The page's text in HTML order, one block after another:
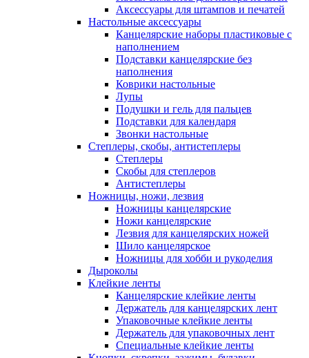
Аксессуары для штампов и печатей
Настольные аксессуары
Канцелярские наборы пластиковые с
наполнением
Подставки канцелярские без
наполнения
Коврики настольные
Лупы
Подушки и гель для пальцев
Подставки для календаря
Звонки настольные
Степлеры, скобы, антистеплеры
Степлеры
Скобы для степлеров
Антистеплеры
Ножницы, ножи, лезвия
Ножницы канцелярские
Ножи канцелярские
Лезвия для канцелярских ножей
Шило канцелярское
Ножницы для хобби и рукоделия
Дыроколы
Клейкие ленты
Канцелярские клейкие ленты
Держатель для канцелярских лент
Упаковочные клейкие ленты
Держатель для упаковочных лент
Специальные клейкие ленты